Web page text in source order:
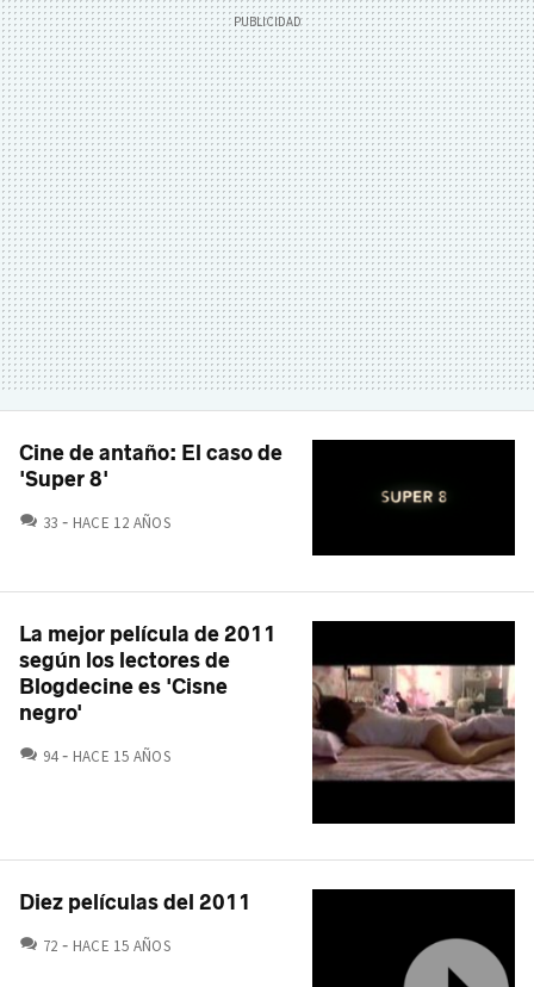
Cine de antaño: El caso de
'Super 8'
33 COMENTARIOS
HACE 12 AÑOS
La mejor película de 2011
según los lectores de
Blogdecine es 'Cisne
negro'
94 COMENTARIOS
HACE 15 AÑOS
Diez películas del 2011
72 COMENTARIOS
HACE 15 AÑOS